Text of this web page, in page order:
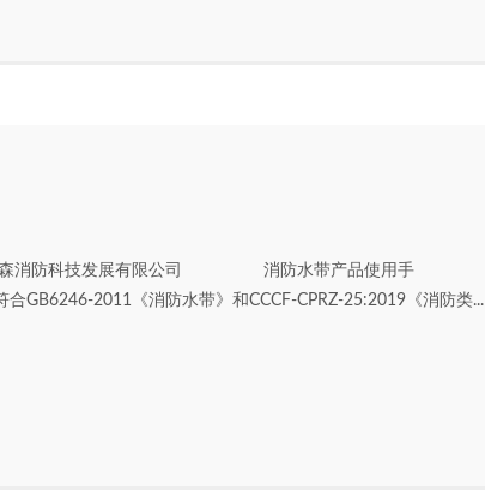
森消防科技发展有限公司 消防水带产品使用手
GB6246-2011《消防水带》和CCCF-CPRZ-25:2019《消防类...